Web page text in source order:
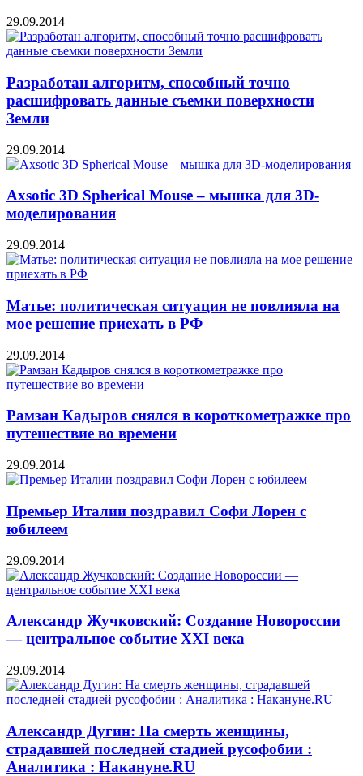
29.09.2014
Разработан алгоритм, способный точно
расшифровать данные съемки поверхности
Земли
29.09.2014
Axsotic 3D Spherical Mouse – мышка для 3D-
моделирования
29.09.2014
Матье: политическая ситуация не повлияла на
мое решение приехать в РФ
29.09.2014
Рамзан Кадыров снялся в короткометражке про
путешествие во времени
29.09.2014
Премьер Италии поздравил Софи Лорен с
юбилеем
29.09.2014
Александр Жучковский: Создание Новороссии
— центральное событие XXI века
29.09.2014
Александр Дугин: На смерть женщины,
страдавшей последней стадией русофобии :
Аналитика : Накануне.RU